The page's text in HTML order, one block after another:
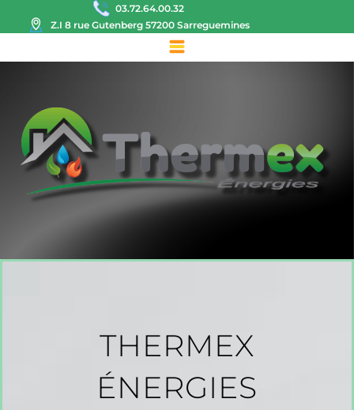
03.72.64.00.32
Z.I 8 rue Gutenberg 57200 Sarreguemines
THERMEX
ÉNERGIES